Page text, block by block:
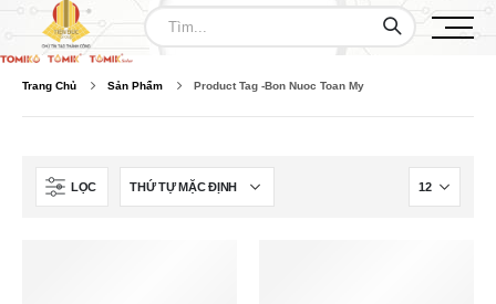
Trang Chủ Sản Phẩm Product Tag -Bon Nuoc Toan My
LỌC